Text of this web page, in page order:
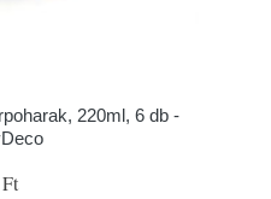
220ml, 6 db -